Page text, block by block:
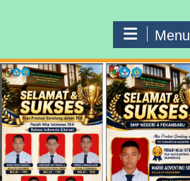
Menu